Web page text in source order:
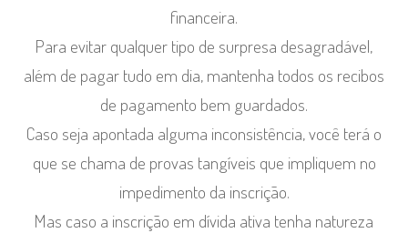
financeira.
Para evitar qualquer tipo de surpresa desagradável,
além de pagar tudo em dia, mantenha todos os recibos
de pagamento bem guardados.
Caso seja apontada alguma inconsistência, você terá o
que se chama de provas tangíveis que impliquem no
impedimento da inscrição.
Mas caso a inscrição em dívida ativa tenha natureza